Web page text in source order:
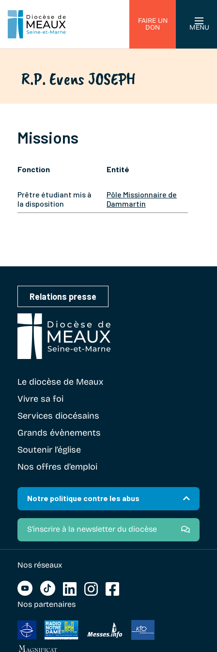
FAIRE UN
DON
MENU
R.P. Evens JOSEPH
Missions
Fonction Entité
Prêtre étudiant mis à
la disposition
Pôle Missionnaire de
Dammartin
Relations presse
Le diocèse de Meaux
Vivre sa foi
Services diocésains
Grands évènements
Soutenir l’église
Nos offres d’emploi
Notre politique contre les abus
S'inscrire à la newsletter du diocèse
Nos réseaux
Nos partenaires